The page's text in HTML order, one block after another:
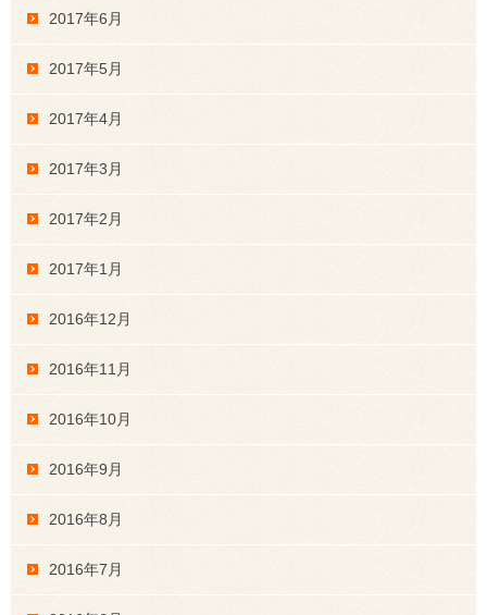
2017年6月
2017年5月
2017年4月
2017年3月
2017年2月
2017年1月
2016年12月
2016年11月
2016年10月
2016年9月
2016年8月
2016年7月